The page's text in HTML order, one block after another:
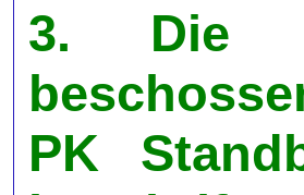
3. Die
PK